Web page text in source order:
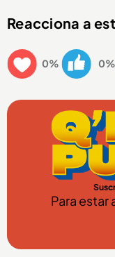
Reacciona a
0% 0%
Para estar